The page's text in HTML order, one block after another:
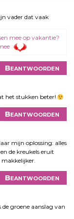
vader dat vaak
mee op vakantie?
Beantwoorden
het stukken beter!
Beantwoorden
mijn oplossing: alles
de kreukels eruit
makkelijker.
Beantwoorden
groene aanslag van